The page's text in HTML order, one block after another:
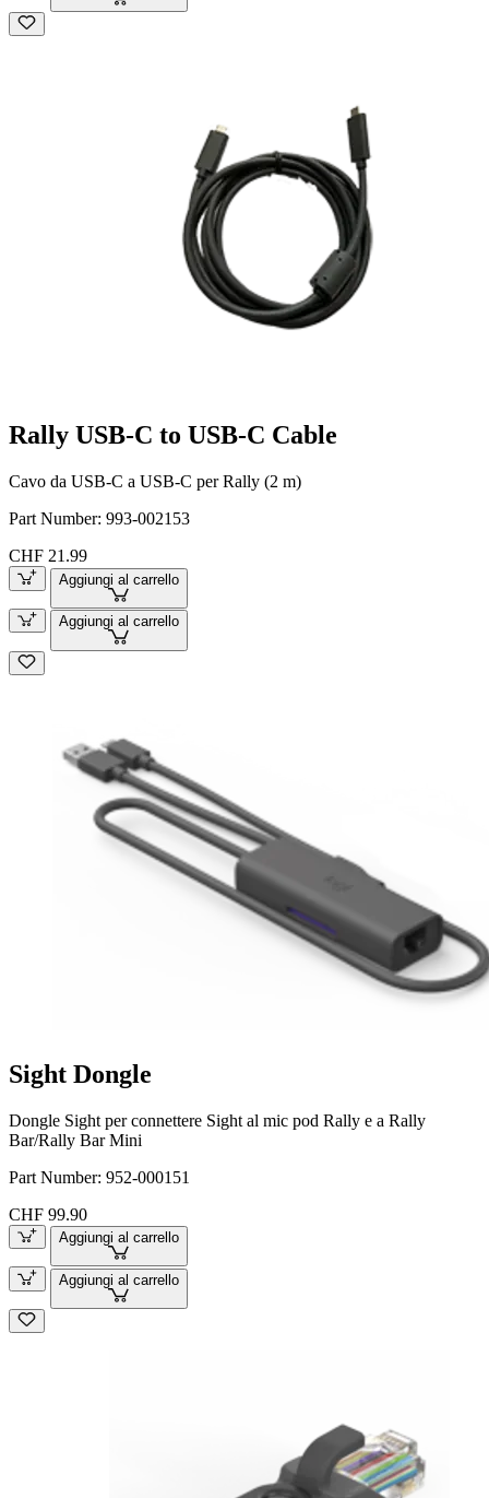
Rally USB-C to USB-C Cable
Cavo da USB-C a USB-C per Rally (2 m)
Part Number: 993-002153
CHF 21.99
Aggiungi al carrello
Aggiungi al carrello
Sight Dongle
Dongle Sight per connettere Sight al mic pod Rally e a Rally
Bar/Rally Bar Mini
Part Number: 952-000151
CHF 99.90
Aggiungi al carrello
Aggiungi al carrello